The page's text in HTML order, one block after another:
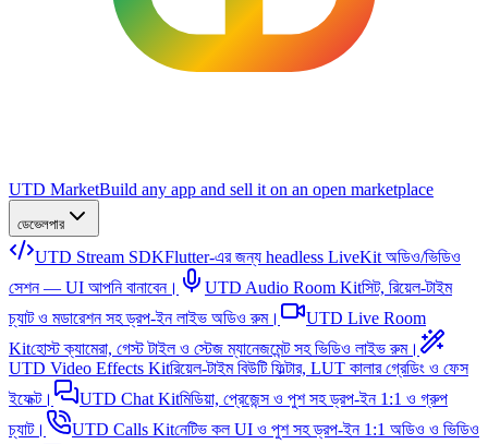
UTD MarketBuild any app and sell it on an open marketplace
ডেভেলপার
UTD Stream SDKFlutter-এর জন্য headless LiveKit অডিও/ভিডিও
সেশন — UI আপনি বানাবেন।
UTD Audio Room Kitসিট, রিয়েল-টাইম
চ্যাট ও মডারেশন সহ ড্রপ-ইন লাইভ অডিও রুম।
UTD Live Room
Kitহোস্ট ক্যামেরা, গেস্ট টাইল ও স্টেজ ম্যানেজমেন্ট সহ ভিডিও লাইভ রুম।
UTD Video Effects Kitরিয়েল-টাইম বিউটি ফিল্টার, LUT কালার গ্রেডিং ও ফেস
ইফেক্ট।
UTD Chat Kitমিডিয়া, প্রেজেন্স ও পুশ সহ ড্রপ-ইন 1:1 ও গ্রুপ
চ্যাট।
UTD Calls Kitনেটিভ কল UI ও পুশ সহ ড্রপ-ইন 1:1 অডিও ও ভিডিও